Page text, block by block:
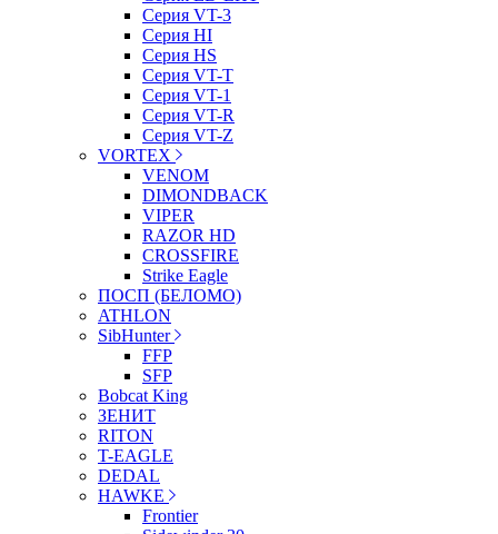
Серия VT-3
Серия HI
Серия HS
Серия VT-T
Серия VT-1
Серия VT-R
Серия VT-Z
VORTEX
VENOM
DIMONDBACK
VIPER
RAZOR HD
CROSSFIRE
Strike Eagle
ПОСП (БЕЛОМО)
ATHLON
SibHunter
FFP
SFP
Bobcat King
ЗЕНИТ
RITON
T-EAGLE
DEDAL
HAWKE
Frontier